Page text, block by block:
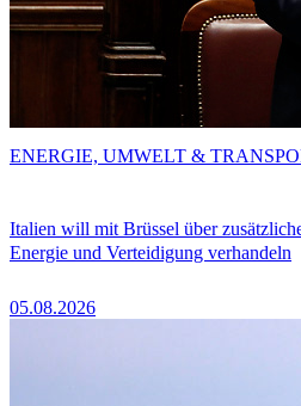
Italien will mit Brüssel über
Energie und Verteidigung verhandeln
05.08.2026
ENERGIE, UMWELT &